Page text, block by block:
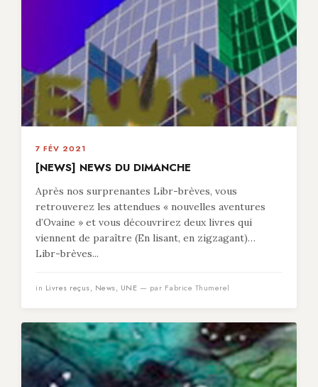
7 FÉV 2021
[NEWS] NEWS DU DIMANCHE
Après nos surprenantes Libr-brèves, vous
retrouverez les attendues « nouvelles aventures
d’Ovaine » et vous découvrirez deux livres qui
viennent de paraître (En lisant, en zigzagant)…
Libr-brèves...
in Livres reçus, News, UNE — par Fabrice Thumerel